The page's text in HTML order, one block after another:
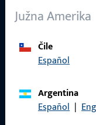
Južna Amerika
Čile
Español
Argentina
Español |